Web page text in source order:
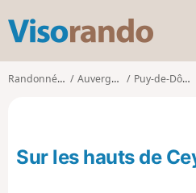
s
o
o
Randonnées Auvergne Puy-de-Dôme
Sur les hauts de